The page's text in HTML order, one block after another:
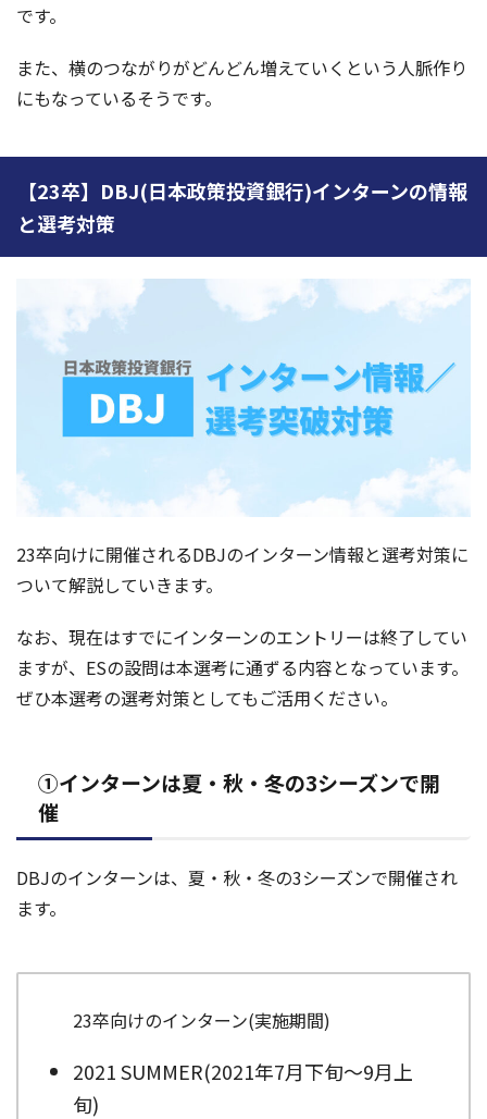
です。
また、横のつながりがどんどん増えていくという人脈作り
にもなっているそうです。
【23卒】DBJ(日本政策投資銀行)インターンの情報
と選考対策
23卒向けに開催されるDBJのインターン情報と選考対策に
ついて解説していきます。
なお、現在はすでにインターンのエントリーは終了してい
ますが、ESの設問は本選考に通ずる内容となっています。
ぜひ本選考の選考対策としてもご活用ください。
①インターンは夏・秋・冬の3シーズンで開
催
DBJのインターンは、夏・秋・冬の3シーズンで開催され
ます。
23卒向けのインターン(実施期間)
2021 SUMMER(2021年7月下旬〜9月上
旬)